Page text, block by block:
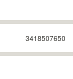
3418507650